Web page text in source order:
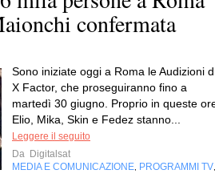
confermata
Sono iniziate oggi a Roma le Audizioni
X Factor, che proseguiranno fino a
martedì 30 giugno. Proprio in queste
Elio, Mika, Skin e Fedez stanno...
Leggere il seguito
Da Digitalsat
MEDIA E COMUNICAZIONE PROGRAMMI TV